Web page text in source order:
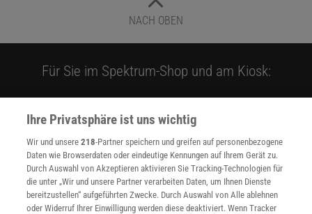
NACH OBEN
Für Sie im Spektrum-Shop und am Kiosk:
WEITERE NEUERSCHEINUNGEN SPEKTRUM SHOP
Ihre Privatsphäre ist uns wichtig
Wir und unsere218-Partner speichern und greifen auf personenbezogene
Daten wie Browserdaten oder eindeutige Kennungen auf Ihrem Gerät zu.
Durch Auswahl von Akzeptieren aktivieren Sie Tracking-Technologien für
die unter „Wir und unsere Partner verarbeiten Daten, um Ihnen Dienste
bereitzustellen“ aufgeführten Zwecke. Durch Auswahl von Alle ablehnen
oder Widerruf Ihrer Einwilligung werden diese deaktiviert. Wenn Tracker